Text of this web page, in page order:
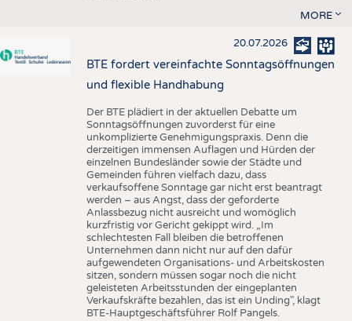
MORE
20.07.2026
BTE fordert vereinfachte Sonntagsöffnungen
und flexible Handhabung
Der BTE plädiert in der aktuellen Debatte um
Sonntagsöffnungen zuvorderst für eine
unkomplizierte Genehmigungspraxis. Denn die
derzeitigen immensen Auflagen und Hürden der
einzelnen Bundesländer sowie der Städte und
Gemeinden führen vielfach dazu, dass
verkaufsoffene Sonntage gar nicht erst beantragt
werden – aus Angst, dass der geforderte
Anlassbezug nicht ausreicht und womöglich
kurzfristig vor Gericht gekippt wird. „Im
schlechtesten Fall bleiben die betroffenen
Unternehmen dann nicht nur auf den dafür
aufgewendeten Organisations- und Arbeitskosten
sitzen, sondern müssen sogar noch die nicht
geleisteten Arbeitsstunden der eingeplanten
Verkaufskräfte bezahlen, das ist ein Unding", klagt
BTE-Hauptgeschäftsführer Rolf Pangels.